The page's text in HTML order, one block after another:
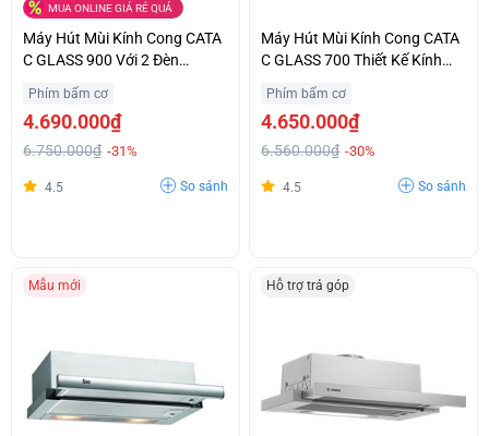
MUA ONLINE GIÁ RẺ QUÁ
Máy Hút Mùi Kính Cong CATA
C GLASS 900 Với 2 Đèn
Lớn
Phím bấm cơ
4.690.000₫
6.750.000₫ -31%
4.5 So sánh
Máy Hút Mùi Kính Cong CATA
C GLASS 700 Thiết Kế Kính
Hợp Lý
Phím bấm cơ
4.650.000₫
6.560.000₫ -30%
4.5 So sánh
Mẫu mới Hỗ trợ trả góp